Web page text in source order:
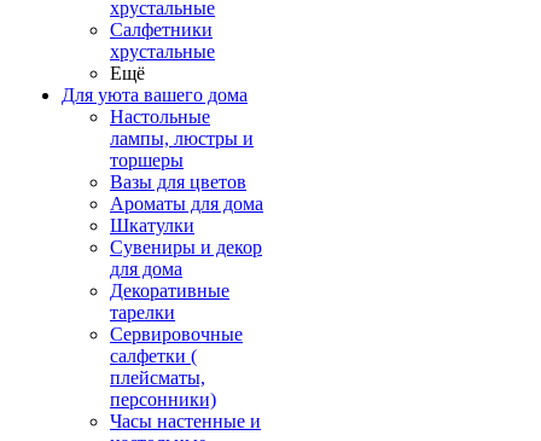
хрустальные
Салфетники
хрустальные
Ещё
Для уюта вашего дома
Настольные
лампы, люстры и
торшеры
Вазы для цветов
Ароматы для дома
Шкатулки
Сувениры и декор
для дома
Декоративные
тарелки
Сервировочные
салфетки (
плейсматы,
персонники)
Часы настенные и